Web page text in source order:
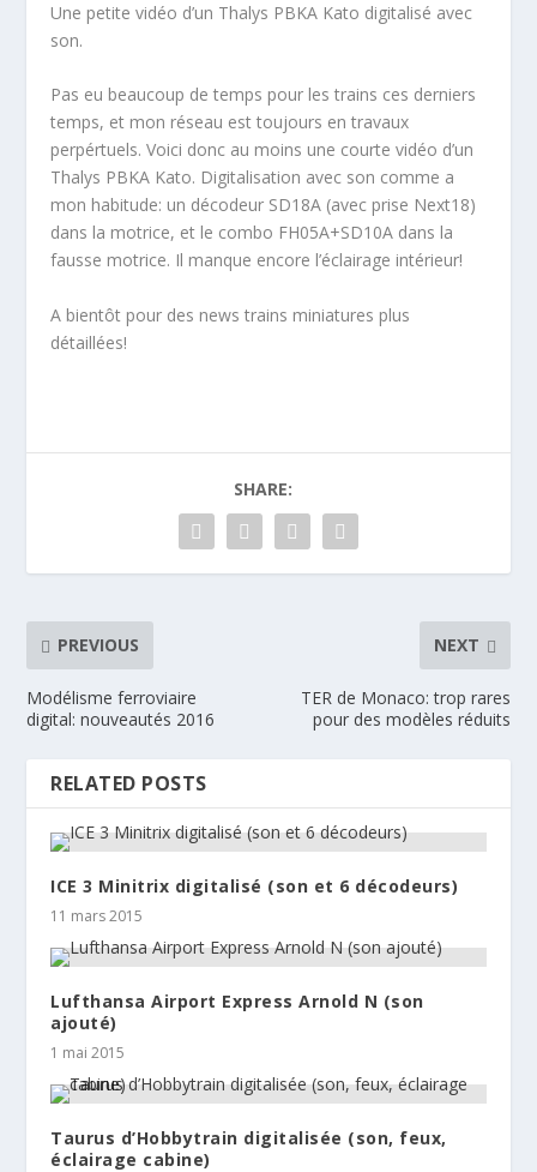
Une petite vidéo d’un Thalys PBKA Kato digitalisé avec
son.
Pas eu beaucoup de temps pour les trains ces derniers
temps, et mon réseau est toujours en travaux
perpértuels. Voici donc au moins une courte vidéo d’un
Thalys PBKA Kato. Digitalisation avec son comme a
mon habitude: un décodeur SD18A (avec prise Next18)
dans la motrice, et le combo FH05A+SD10A dans la
fausse motrice. Il manque encore l’éclairage intérieur!
A bientôt pour des news trains miniatures plus
détaillées!
SHARE:
PREVIOUS
Modélisme ferroviaire
digital: nouveautés 2016
NEXT
TER de Monaco: trop rares
pour des modèles réduits
RELATED POSTS
ICE 3 Minitrix digitalisé (son et 6 décodeurs)
11 mars 2015
Lufthansa Airport Express Arnold N (son
ajouté)
1 mai 2015
Taurus d’Hobbytrain digitalisée (son, feux,
éclairage cabine)